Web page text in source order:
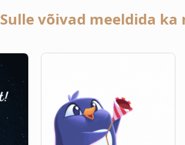
Sulle võivad meeldida ka